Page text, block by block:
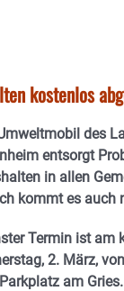
kostenlos
des
entsorgt
in allen
kommt es auch
Termin ist am
2. März,
am Gries.